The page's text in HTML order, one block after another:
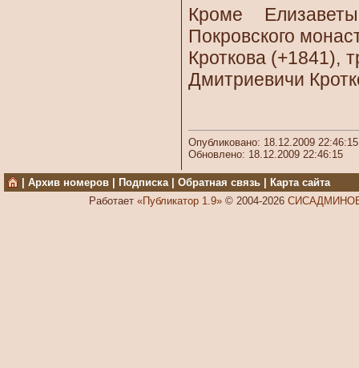
Кроме
Покровского
Кроткова (+1841),
Дмитриевичи
Опубликовано: 18.12.2009 22:46:15
Обновлено: 18.12.2009 22:46:15
Архив номеров Подписка| Обратная связь
Карта сайта
Работает «Публикатор 1.9»© 2004-2026